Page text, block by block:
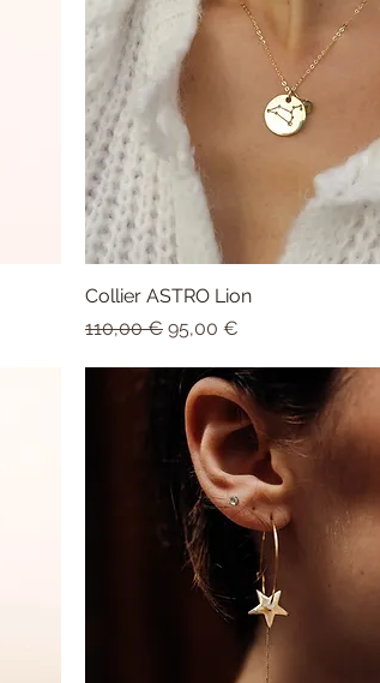
Aperçu rapide
Collier ASTRO Lion
Prix original
110,00 € Prix promotionnel
95,00 €